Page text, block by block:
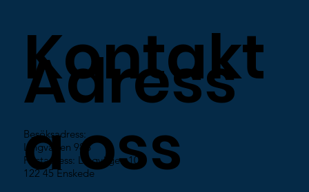
Adress
Besöksadress:
Lingvägen 98B
Postadress: Lingvägen 100
122 45 Enskede
Kontakt
a oss